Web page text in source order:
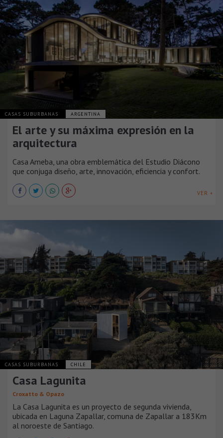
CASAS SUBURBANAS ARGENTINA
El arte y su máxima expresión en la
arquitectura
Casa Ameba, una obra emblemática del Estudio Diácono
que conjuga diseño, arte, innovación, eficiencia y confort.
VER +
CASAS SUBURBANAS CHILE
Casa Lagunita
Croxatto & Opazo
La Casa Lagunita es un proyecto de segunda vivienda,
ubicada en Laguna Zapallar, comuna de Zapallar a 183Km
al noroeste de Santiago.